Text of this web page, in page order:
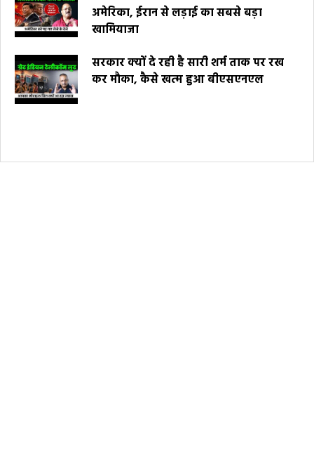
अमेरिका, ईरान से लड़ाई का सबसे बड़ा
खामियाजा
सरकार क्यों दे रही है सारी शर्म ताक पर रख
कर मौका, कैसे खत्म हुआ बीएसएनएल